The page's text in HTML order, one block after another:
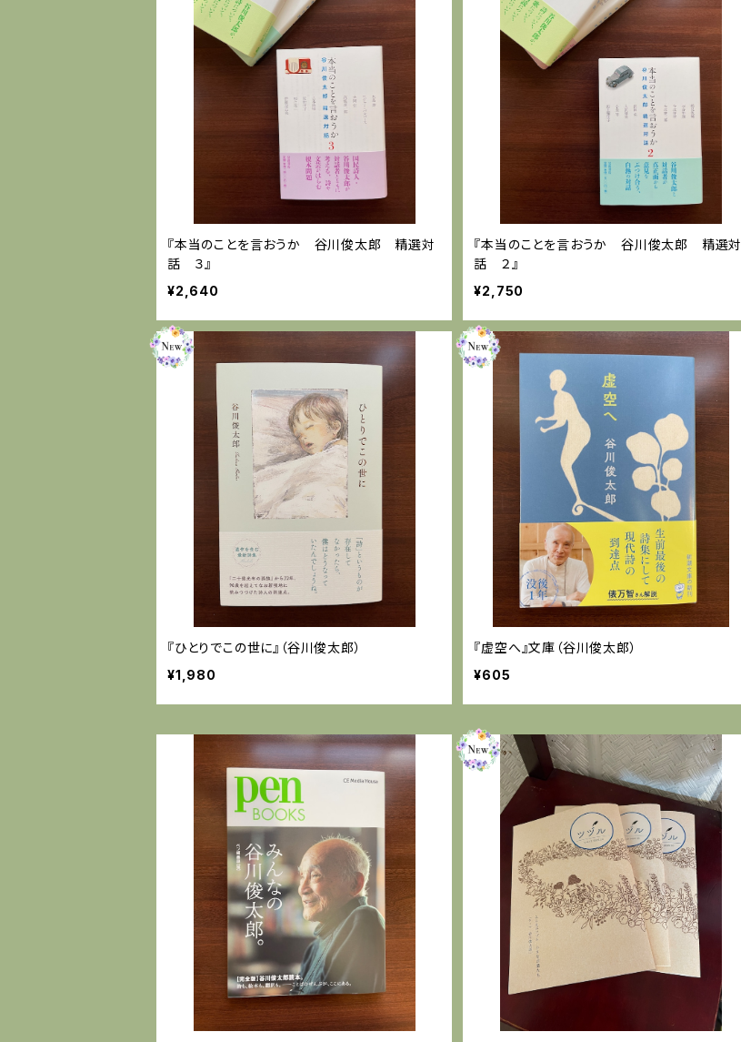
『本当のことを言おうか 谷川俊太郎 精選対
話 ３』
¥2,640
『本当のことを言おうか 谷川俊太郎 精選対
話 ２』
¥2,750
『ひとりでこの世に』（谷川俊太郎）
¥1,980
『虚空へ』文庫（谷川俊太郎）
¥605